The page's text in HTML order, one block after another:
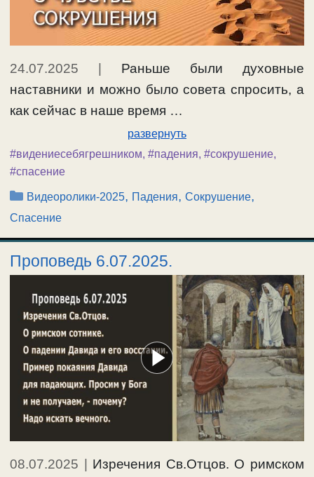
24.07.2025
Раньше были духовные
наставники и можно было совета спросить, а
как сейчас в наше время …
развернуть
#видениесебягрешником, #падения, #сокрушение,
#спасение
Рубрики
Видеоролики-2025, Падения,Сокрушение,
Спасение
Проповедь 6.07.2025.
08.07.2025
Изречения Св.Отцов. О римском